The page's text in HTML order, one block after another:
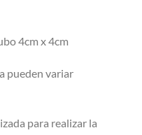
4cm x 4cm
pueden variar
para realizar la